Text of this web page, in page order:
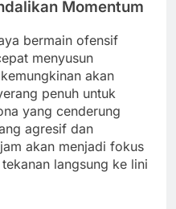
Momentum
bermain ofensif
menyusun
akan
penuh untuk
yang cenderung
agresif dan
akan menjadi fokus
langsung ke lini